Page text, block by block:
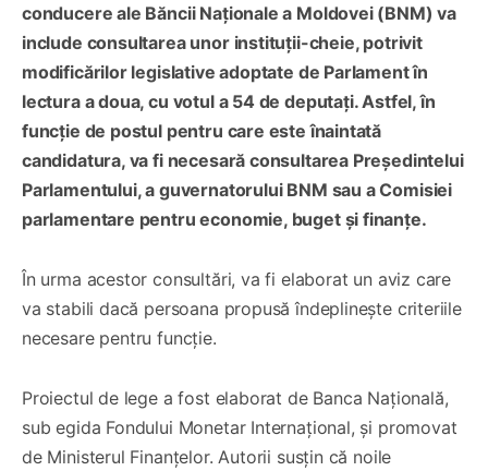
conducere ale Băncii Naționale a Moldovei (BNM) va
include consultarea unor instituții-cheie, potrivit
modificărilor legislative adoptate de Parlament în
lectura a doua, cu votul a 54 de deputați. Astfel, în
funcție de postul pentru care este înaintată
candidatura, va fi necesară consultarea Președintelui
Parlamentului, a guvernatorului BNM sau a Comisiei
parlamentare pentru economie, buget și finanțe.
În urma acestor consultări, va fi elaborat un aviz care
va stabili dacă persoana propusă îndeplinește criteriile
necesare pentru funcție.
Proiectul de lege a fost elaborat de Banca Națională,
sub egida Fondului Monetar Internațional, și promovat
de Ministerul Finanțelor. Autorii susțin că noile